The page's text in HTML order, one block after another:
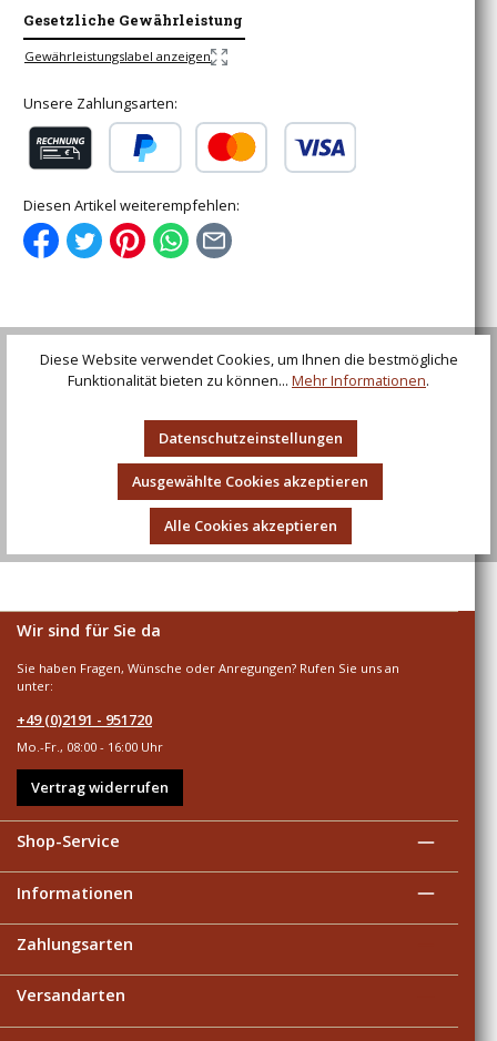
Gesetzliche Gewährleistung
Gewährleistungslabel anzeigen
Unsere Zahlungsarten:
Diesen Artikel weiterempfehlen:
Beschreibung
Hochmittelalter Ritterschwert mit Scheide Nachbildung
Einhandschwertes. Das beson…Mehr
Bewertungen
Wir sind für Sie da
Sie haben Fragen, Wünsche oder Anregungen? Rufen Sie uns an
unter:
+49 (0)2191 - 951720
Mo.-Fr., 08:00 - 16:00 Uhr
Vertrag widerrufen
Shop-Service
Informationen
Zahlungsarten
Versandarten
Diese Website verwendet Cookies, um Ihnen die bestmögliche
Funktionalität bieten zu können... Mehr Informationen.
Datenschutzeinstellungen
Ausgewählte Cookies akzeptieren
Alle Cookies akzeptieren